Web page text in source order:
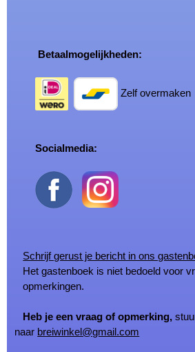
Betaalmogelijkheden:
Zelf overmaken
Socialmedia:
Schrijf gerust je bericht in ons
Het gastenboek is niet bedoeld voor
opmerkingen.
Heb je een vraag of opmerking,
naar breiwinkel@gmail.com